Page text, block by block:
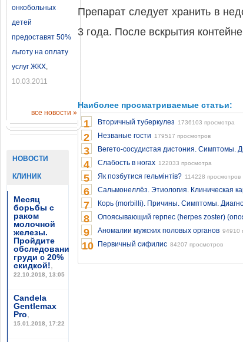
онкобольных
детей
предоставят 50%
льготу на оплату
услуг ЖКХ,
10.03.2011
все новости »
НОВОСТИ
КЛИНИК
Месяц
борьбы с
раком
молочной
железы.
Пройдите
обследование
груди с 20%
скидкой!,
22.10.2018, 13:05
Candela
Gentlemax
Pro,
15.01.2018, 17:22
Препарат следует хранить в
3 года. После вскрытия
Наиболее просматриваемые статьи:
1 Вторичный туберкулез 1736103 просмотра
2 Незваные гости 179517 просмотров
3 Вегето-сосудистая дистония. Симптомы.
4 Слабость в ногах 122033 просмотра
5 Як позбутися гельмінтів? 114228 просмотров
6 Сальмонеллёз. Этиология. Клиническая
7 Корь (morbilli). Причины. Симптомы.
8 Опоясывающий герпес (herpes zoster)
9 Аномалии мужских половых органов 94910
10 Первичный сифилис 84207 просмотров